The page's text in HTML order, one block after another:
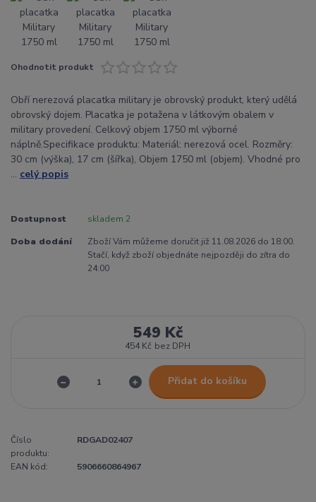
Ohodnotit produkt
Obří nerezová placatka military je obrovský produkt, který udělá
obrovský dojem. Placatka je potažena v látkovým obalem v
military provedení. Celkový objem 1750 ml výborné
náplně.Specifikace produktu: Materiál: nerezová ocel. Rozměry:
30 cm (výška), 17 cm (šířka), Objem 1750 ml (objem). Vhodné pro
... celý popis
Dostupnost skladem 2
Doba dodání
Zboží Vám můžeme doručit již 11.08.2026 do 18:00.
Stačí, když zboží objednáte nejpozději do zítra do
24:00
549 Kč
454 Kč bez DPH
Přidat do košíku
Číslo
produktu:
RDGAD02407
EAN kód: 5906660864967